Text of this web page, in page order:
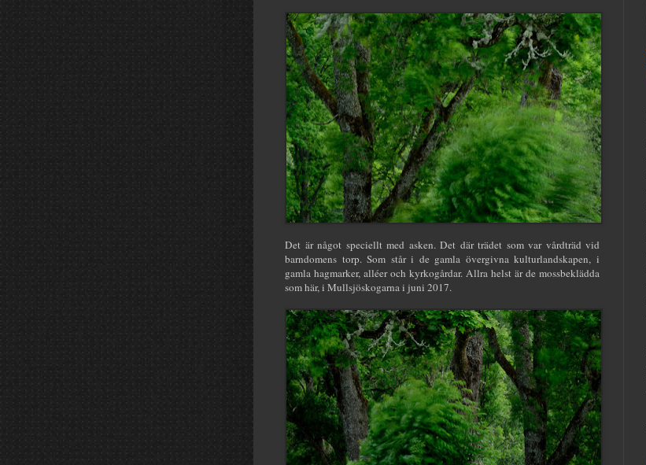
Det är något speciellt med asken. Det där trädet som var vårdträd vid
barndomens torp. Som står i de gamla övergivna kulturlandskapen, i
gamla hagmarker, alléer och kyrkogårdar. Allra helst är de mossbeklädda
som här, i Mullsjöskogarna i juni 2017.